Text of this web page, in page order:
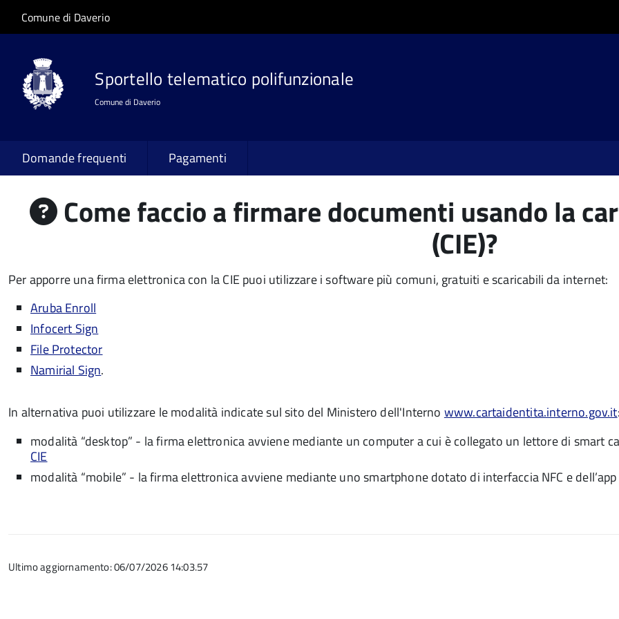
Salta al contenuto principale
Skip to site navigation
Comune di Daverio
Sportello telematico polifunzionale
Comune di Daverio
Domande frequenti Pagamenti
Come faccio a firmare documenti usando la
(CIE)?
Per apporre una firma elettronica con la CIE puoi utilizzare i software più comuni, gratuiti e scaricabili da internet:
Aruba Enroll
Infocert Sign
File Protector
Namirial Sign.
In alternativa puoi utilizzare le modalità indicate sul sito del Ministero dell'Interno www.cartaidentita.interno.gov.it:
modalità “desktop” - la firma elettronica avviene mediante un computer a cui è collegato un lettore di smart
CIE
modalità “mobile” - la firma elettronica avviene mediante uno smartphone dotato di interfaccia NFC e
Ultimo aggiornamento: 06/07/2026 14:03.57